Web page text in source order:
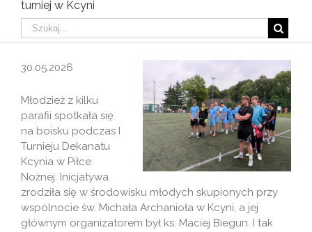
turniej w Kcyni
30.05.2026
Młodzież z kilku
parafii spotkała się
na boisku podczas I
Turnieju Dekanatu
Kcynia w Piłce
Nożnej. Inicjatywa
zrodziła się w środowisku młodych skupionych przy
wspólnocie św. Michała Archanioła w Kcyni, a jej
głównym organizatorem był ks. Maciej Biegun. I tak